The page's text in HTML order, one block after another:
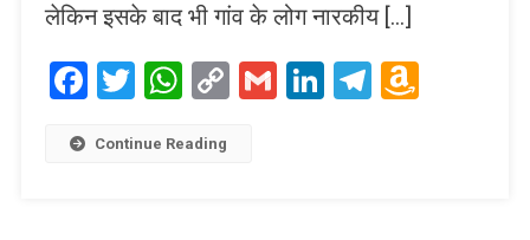
लेकिन इसके बाद भी गांव के लोग नारकीय […]
Facebook
Twitter
WhatsApp
CopyGmailLinkedIn
Telegram
Continue Reading